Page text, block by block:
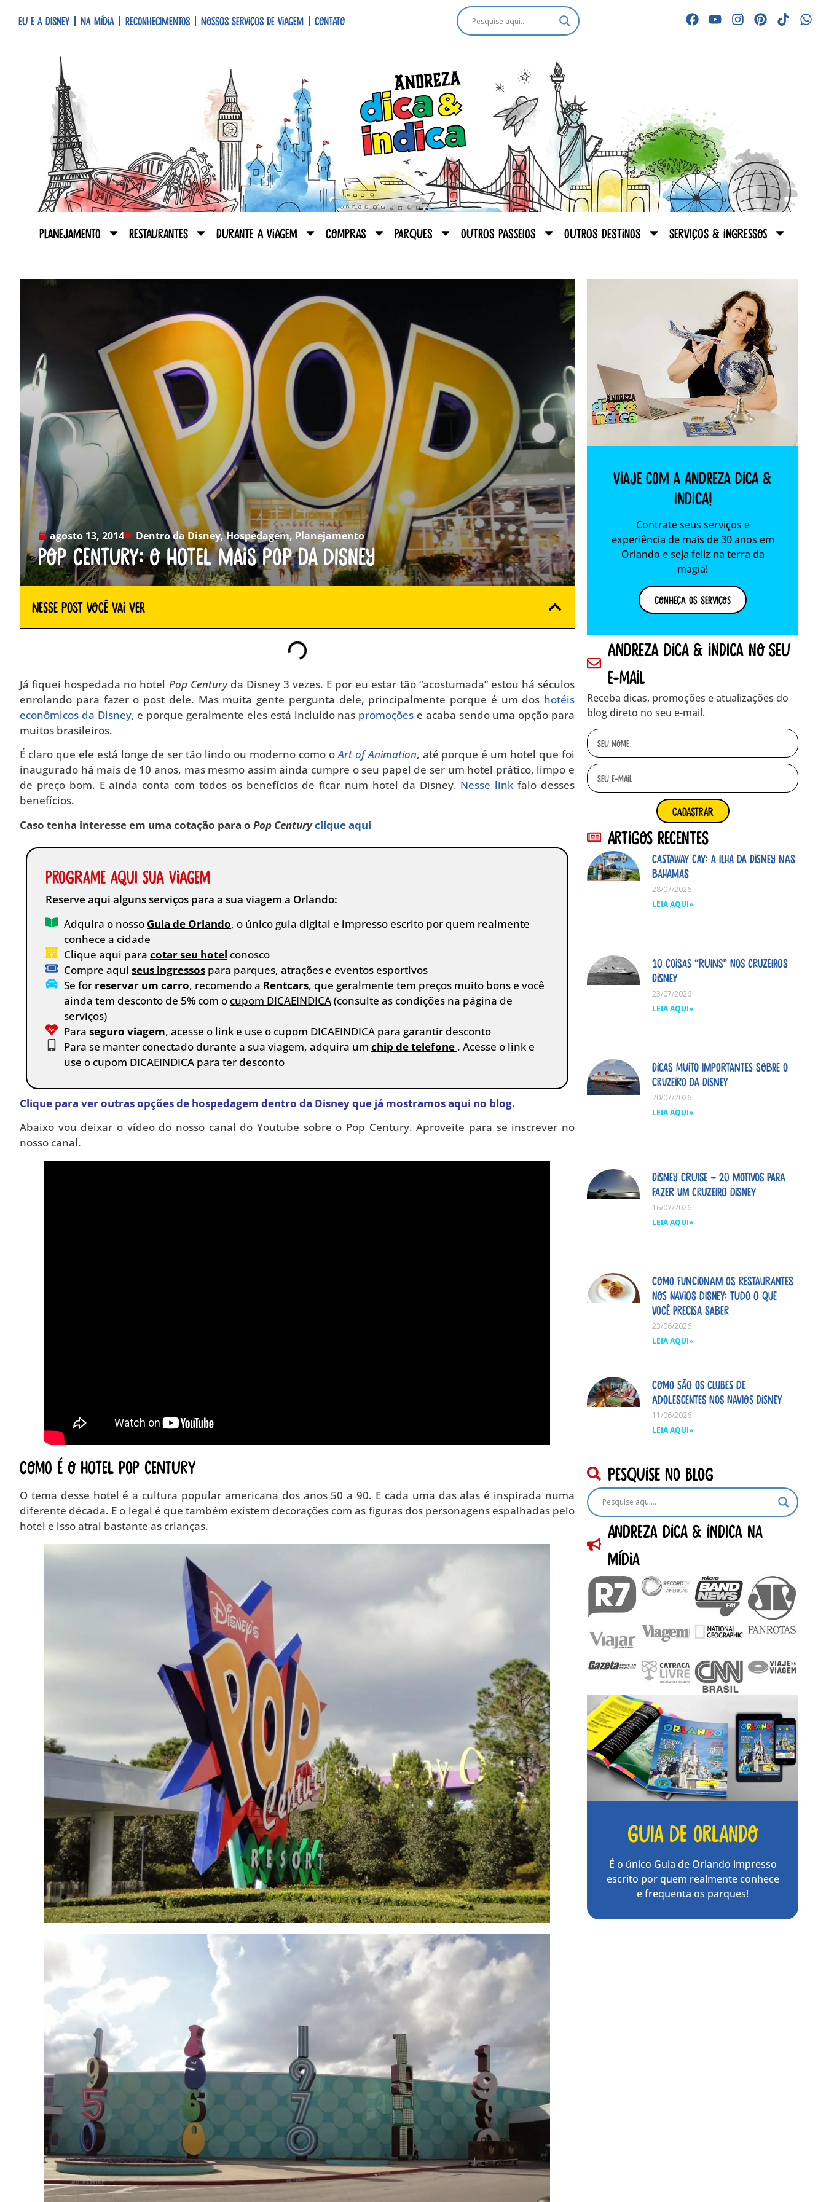
Eu e a Disney Na mídia Reconhecimentos Nossos serviços de viagem Contato
Planejamento Restaurantes Durante a Viagem Compras Parques Outros passeios Outros destinos Serviços & Ingressos
agosto 13, 2014 Dentro da Disney,Hospedagem, Planejamento
Pop Century: O hotel mais pop da Disney
Nesse Post você vai ver
Já fiquei hospedada no hotel Pop Centuryda Disney 3 vezes. E por eu estar tão “acostumada” estou há séculos
enrolando para fazer o post dele. Mas muita gente pergunta dele, principalmente porque é um dos hotéis
econômicos da Disney, e porque geralmente eles está incluído nas promoções e acaba sendo uma opção para
muitos brasileiros.
É claro que ele está longe de ser tão lindo ou moderno como oArt of Animation, até porque é um hotel que foi
inaugurado há mais de 10 anos, mas mesmo assim ainda cumpre o seu papel de ser um hotel prático, limpo e
de preço bom. E ainda conta com todos os benefícios de ficar num hotel da Disney. Nesse link falo desses
benefícios.
Caso tenha interesse em uma cotação para o Pop Centuryclique aqui
Programe aqui sua viagem
Reserve aqui alguns serviços para a sua viagem a Orlando:
Adquira o nosso Guia de Orlando, o único guia digital e impresso escrito por quem realmente
conhece a cidade
Clique aqui para cotar seu hotel conosco
Compre aqui seus ingressos para parques, atrações e eventos esportivos
Se for reservar um carro, recomendo a Rentcars, que geralmente tem preços muito bons e você
ainda tem desconto de 5% com o cupom DICAEINDICA(consulte as condições na página de
serviços)
Para seguro viagem, acesse o link e use o cupom DICAEINDICA para garantir desconto
Para se manter conectado durante a sua viagem, adquira um chip de telefone . Acesse o link e
use o cupom DICAEINDICA para ter desconto
Clique para veroutras opções de hospedagem dentro da Disneyque já mostramos aqui no blog.
Abaixo vou deixar o vídeo do nosso canal do Youtube sobre o Pop Century. Aproveite para se inscrever no
nosso canal.
Como é o Hotel Pop Century
O tema desse hotel é a cultura popular americana dos anos 50 a 90. E cada uma das alas é inspirada numa
diferente década. E o legal é que também existem decorações com as figuras dos personagens espalhadas pelo
hotel e isso atrai bastante as crianças.
Viaje com a Andreza dica &
indica!
Contrate seus serviços e
experiência de mais de 30 anos em
Orlando e seja feliz na terra da
magia!
Conheça os Serviços
andreza dica & indica no seu
e-mail
Receba dicas, promoções e atualizações do
blog direto no seu e-mail.
cadastrar
Artigos Recentes
Castaway Cay: A ilha da Disney nas
Bahamas
28/07/2026
LEIA AQUI»
10 coisas “ruins” nos cruzeiros
Disney
23/07/2026
LEIA AQUI»
Dicas MUITO importantes sobre o
cruzeiro da Disney
20/07/2026
LEIA AQUI»
Disney Cruise – 20 motivos para
fazer um cruzeiro Disney
16/07/2026
LEIA AQUI»
Como funcionam os restaurantes
nos navios Disney: tudo o que
você precisa saber
23/06/2026
LEIA AQUI»
Como são os clubes de
adolescentes nos navios Disney
11/06/2026
LEIA AQUI»
pesquise no blog
Andreza dica & indica na
Mídia
Guia de Orlando
É o único Guia de Orlando impresso
escrito por quem realmente conhece
e frequenta os parques!